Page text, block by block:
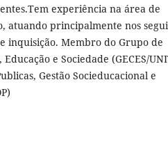
experiência na área de
atuando principalmente nos
inquisição. Membro do Grupo de
e Sociedade (GECES/
Gestão Socieducacional e